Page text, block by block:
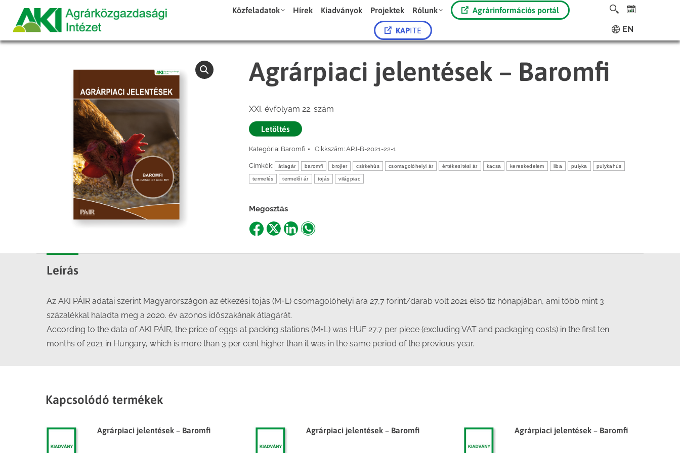
Közfeladatok Hírek Kiadványok Projektek Rólunk Agrárinformációs portál
KAPITE EN
Agrárpiaci jelentések – Baromfi
XXI. évfolyam 22. szám
Letöltés
Kategória: Baromfi Cikkszám: APJ-B-2021-22-1
Címkék: átlagár baromfi brojler csirkehús csomagolóhelyi ár értékesítési ár kacsa kereskedelem liba pulyka pulykahús
termelés termelői ár tojás világpiac
Megosztás
ShareShareShareShare
Leírás
Az AKI PÁIR adatai szerint Magyarországon az étkezési tojás (M+L) csomagolóhelyi ára 27,7 forint/darab volt 2021 első tíz hónapjában, ami több mint 3
százalékkal haladta meg a 2020. év azonos időszakának átlagárát.
According to the data of AKI PÁIR, the price of eggs at packing stations (M+L) was HUF 27.7 per piece (excluding VAT and packaging costs) in the first ten
months of 2021 in Hungary, which is more than 3 per cent higher than it was in the same period of the previous year.
Kapcsolódó termékek
Agrárpiaci jelentések – Baromfi Agrárpiaci jelentések – Baromfi Agrárpiaci jelentések – Baromfi